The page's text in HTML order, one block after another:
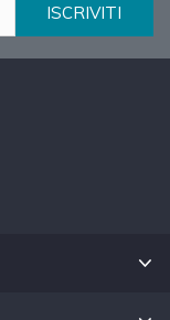
ISCRIVITI